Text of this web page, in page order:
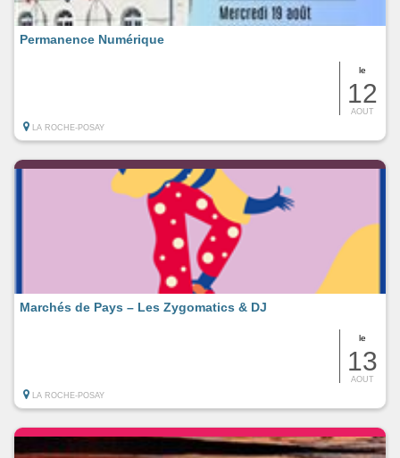
le
12
AOUT
Permanence Numérique
LA ROCHE-POSAY
le
13
AOUT
Marchés de Pays – Les Zygomatics & DJ
LA ROCHE-POSAY